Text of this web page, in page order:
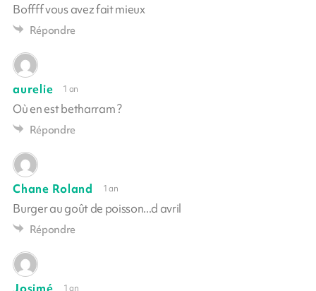
Boffff vous avez fait mieux
Répondre
aurelie 1 an
Où en est betharram ?
Répondre
Chane Roland 1 an
Burger au goût de poisson...d avril
Répondre
1 an